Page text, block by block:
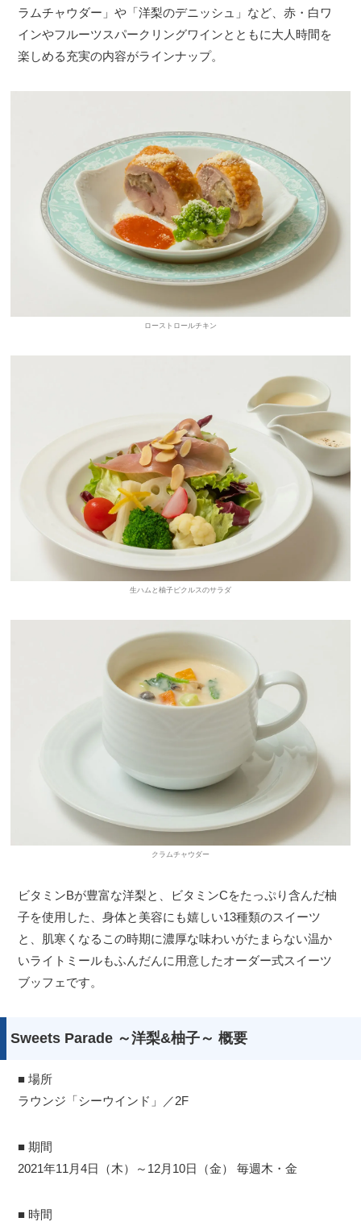
ラムチャウダー」や「洋梨のデニッシュ」など、赤・白ワ
インやフルーツスパークリングワインとともに大人時間を
楽しめる充実の内容がラインナップ。
ローストロールチキン
生ハムと柚子ピクルスのサラダ
クラムチャウダー
ビタミンBが豊富な洋梨と、ビタミンCをたっぷり含んだ柚
子を使用した、身体と美容にも嬉しい13種類のスイーツ
と、肌寒くなるこの時期に濃厚な味わいがたまらない温か
いライトミールもふんだんに用意したオーダー式スイーツ
ブッフェです。
Sweets Parade ～洋梨&柚子～ 概要
■ 場所
ラウンジ「シーウインド」／2F
■ 期間
2021年11月4日（木）～12月10日（金） 毎週木・金
■ 時間